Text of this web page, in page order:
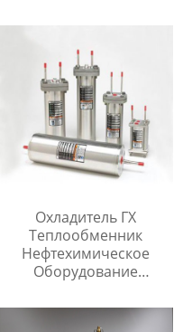
Охладитель ГХ
Теплообменник
Нефтехимическое
Оборудование